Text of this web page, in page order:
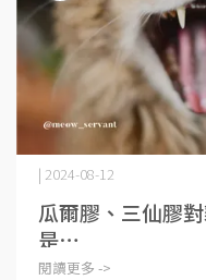
| 2024-08-12
瓜爾膠、三仙膠
是⋯
閱讀更多 ->